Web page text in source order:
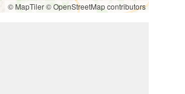
© MapTiler© OpenStreetMap contributors